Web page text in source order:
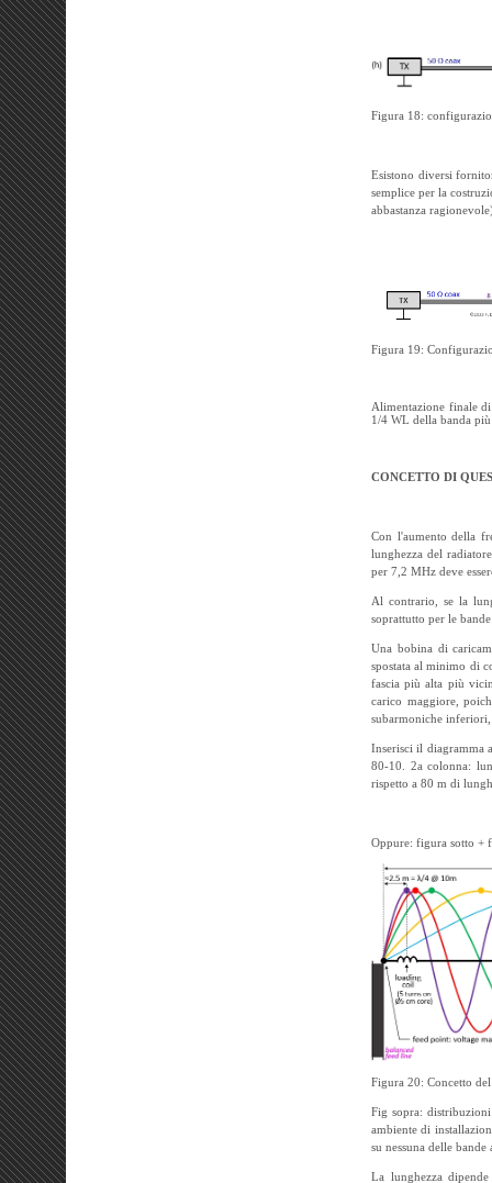
Figura 18:
Esistono diversi
semplice per la
abbastanza
Figura 19:
Alimentazione finale
1/4 WL della banda
CONCETTO DI
Con l'aumento della
lunghezza del
per 7,2 MHz deve
Al contrario, se la
soprattutto per le
Una bobina di
spostata al minimo di
fascia più alta più
carico maggiore,
subarmoniche
Inserisci il diagramma
80-10. 2a colonna:
rispetto a 80 m di
Oppure: figura sotto +
Figura 20: Concetto
Fig sopra:
ambiente di
su nessuna delle
La lunghezza